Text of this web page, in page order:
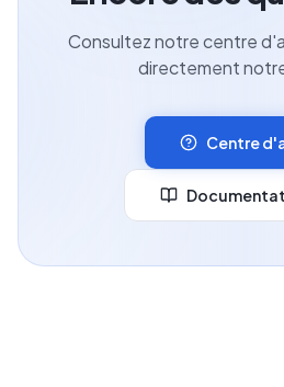
Consultez notre centre
directement
Centre